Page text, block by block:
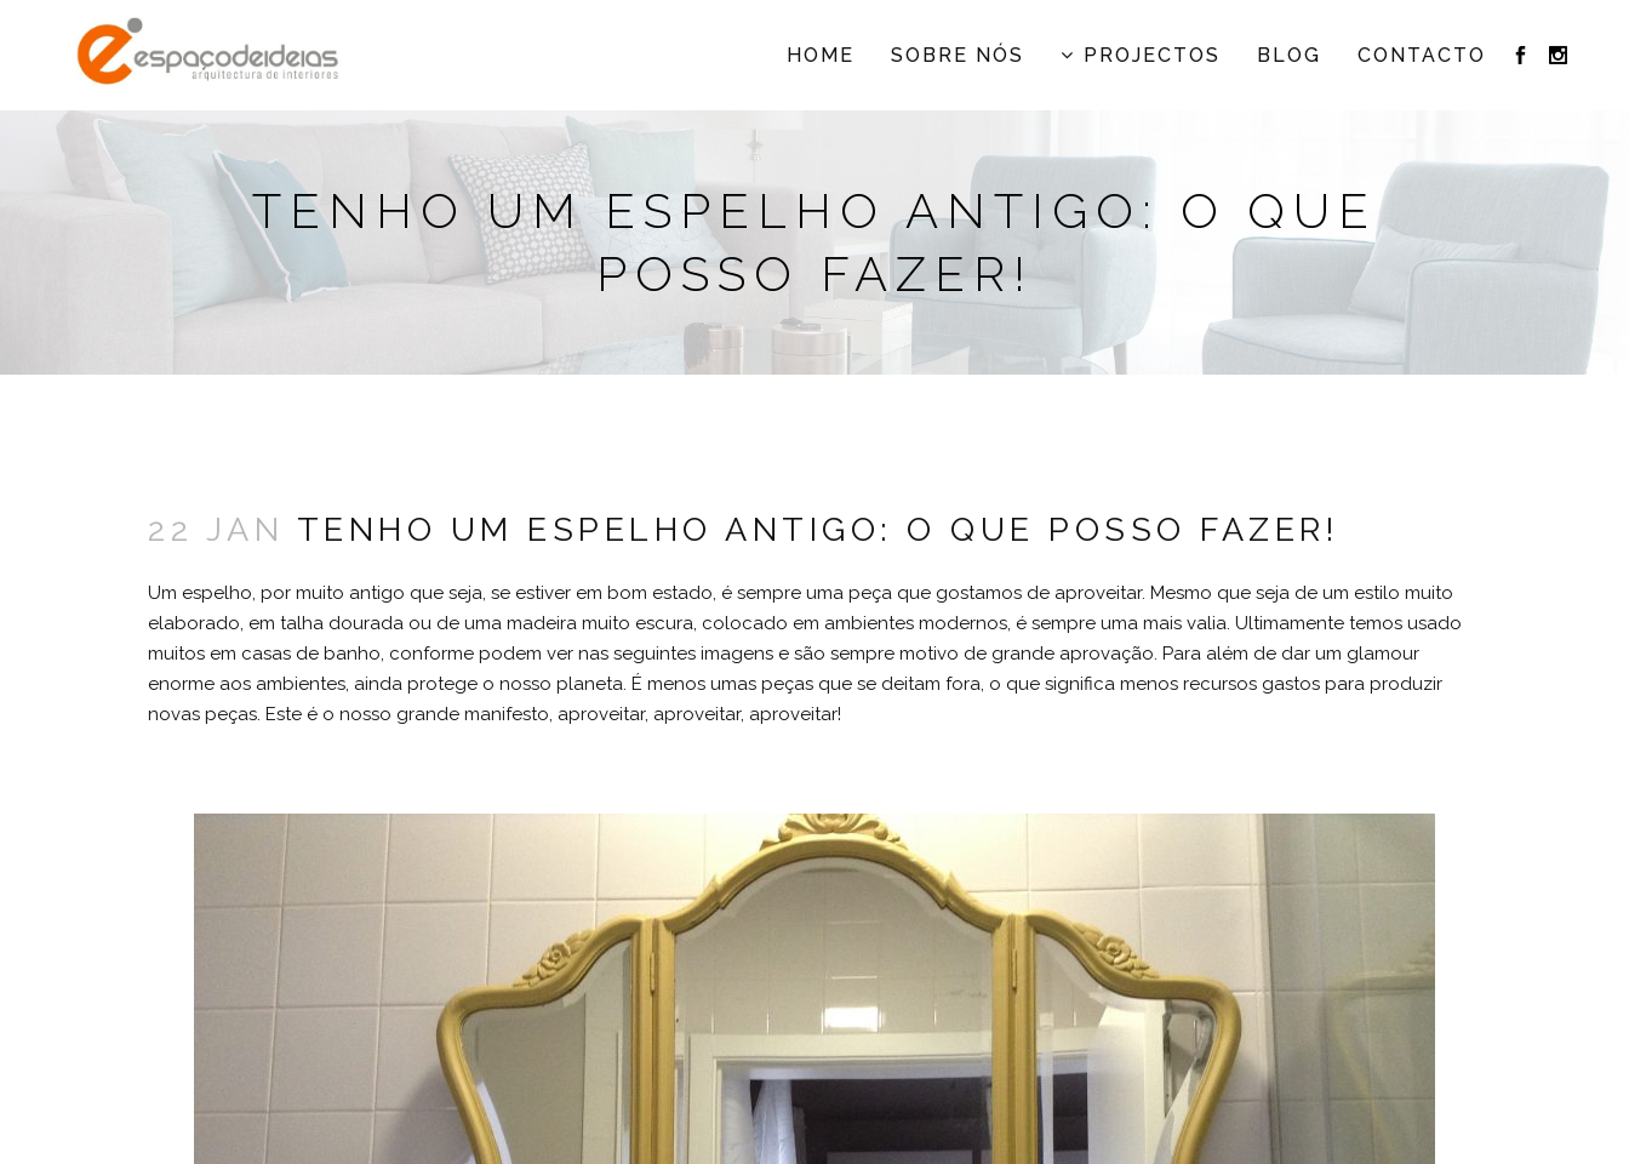
HOME SOBRE NÓS PROJECTOS BLOG CONTACTO
TENHO UM ESPELHO ANTIGO: O QUE
POSSO FAZER!
22 JAN TENHO UM ESPELHO ANTIGO: O QUE POSSO FAZER!
Um espelho, por muito antigo que seja, se estiver em bom estado, é sempre uma peça que gostamos de aproveitar. Mesmo que seja de um estilo muito
elaborado, em talha dourada ou de uma madeira muito escura, colocado em ambientes modernos, é sempre uma mais valia. Ultimamente temos usado
muitos em casas de banho, conforme podem ver nas seguintes imagens e são sempre motivo de grande aprovação. Para além de dar um glamour
enorme aos ambientes, ainda protege o nosso planeta. É menos umas peças que se deitam fora, o que significa menos recursos gastos para produzir
novas peças. Este é o nosso grande manifesto, aproveitar, aproveitar, aproveitar!